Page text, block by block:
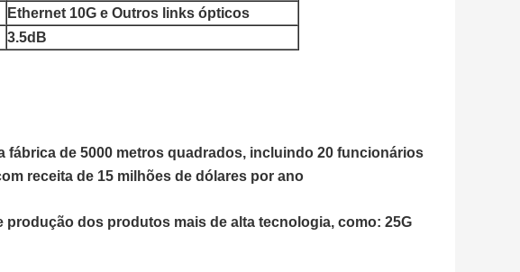
Ethernet 10G e Outros links ópticos
3.5dB
fábrica de 5000 metros quadrados, incluindo 20 funcionários
receita de 15 milhões de dólares por ano
produção dos produtos mais de alta tecnologia, como: 25G